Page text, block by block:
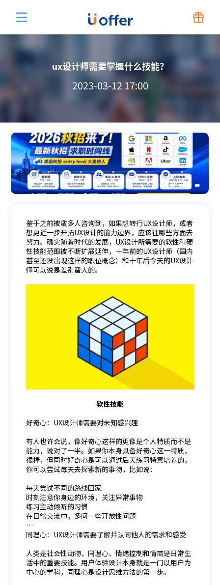
ux设计师需要掌握什么技能？
2023-03-12 17:00
鉴于之前被蛮多人咨询到，如果想转行UX设计师，或者
想更近一步开拓UX设计的能力边界，应该往哪些方面去
努力。确实随着时代的发展，UX设计所需要的软性和硬
性技能范围被不断扩展延伸，十年前的UX设计师（国内
甚至还没出现这样的职位概念）和十年后今天的UX设计
师可以说是差别蛮大的。
软性技能
好奇心：UX设计师需要对未知感兴趣
有人也许会说，像好奇心这样的更像是个人特质而不是
能力，说对了一半。如果你本身具备好奇心这一特质，
很棒，但同时好奇心是可以通过后天练习特意培养的，
你可以尝试每天去探索新的事物，比如说：
每天尝试不同的路线回家
时刻注意你身边的环境，关注异常事物
练习主动倾听的习惯
在日常交流中，多问一些开放性问题
…
同理心：UX设计师需要了解并认同他人的需求和感受
人类是社会性动物，同理心、情绪控制和情商是日常生
活中的重要技能。用户体验设计本身就是一门以用户为
中心的学科，同理心是设计思维方法的第一步。